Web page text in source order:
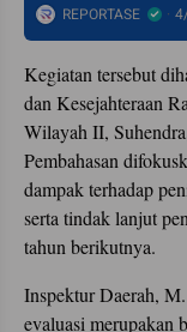
REPORTASE
Kegiatan tersebut
dan Kesejahteraan
Wilayah II,
Pembahasan
dampak terhadap
serta tindak lanjut
tahun berikutnya.
Inspektur Daerah,
evaluasi merupakan